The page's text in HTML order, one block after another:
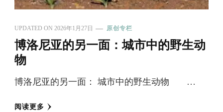
UPDATED ON 2026年1月27日 原创专栏
博洛尼亚的另一面：城市中的野生动
物
博洛尼亚的另一面： 城市中的野生动物 …
阅读更多